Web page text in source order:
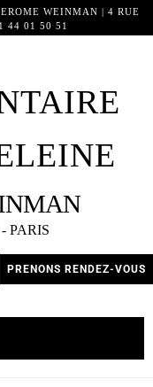
WEINMAN | 4 RUE
44 01 50 51
PARIS
PRENONS RENDEZ-VOUS